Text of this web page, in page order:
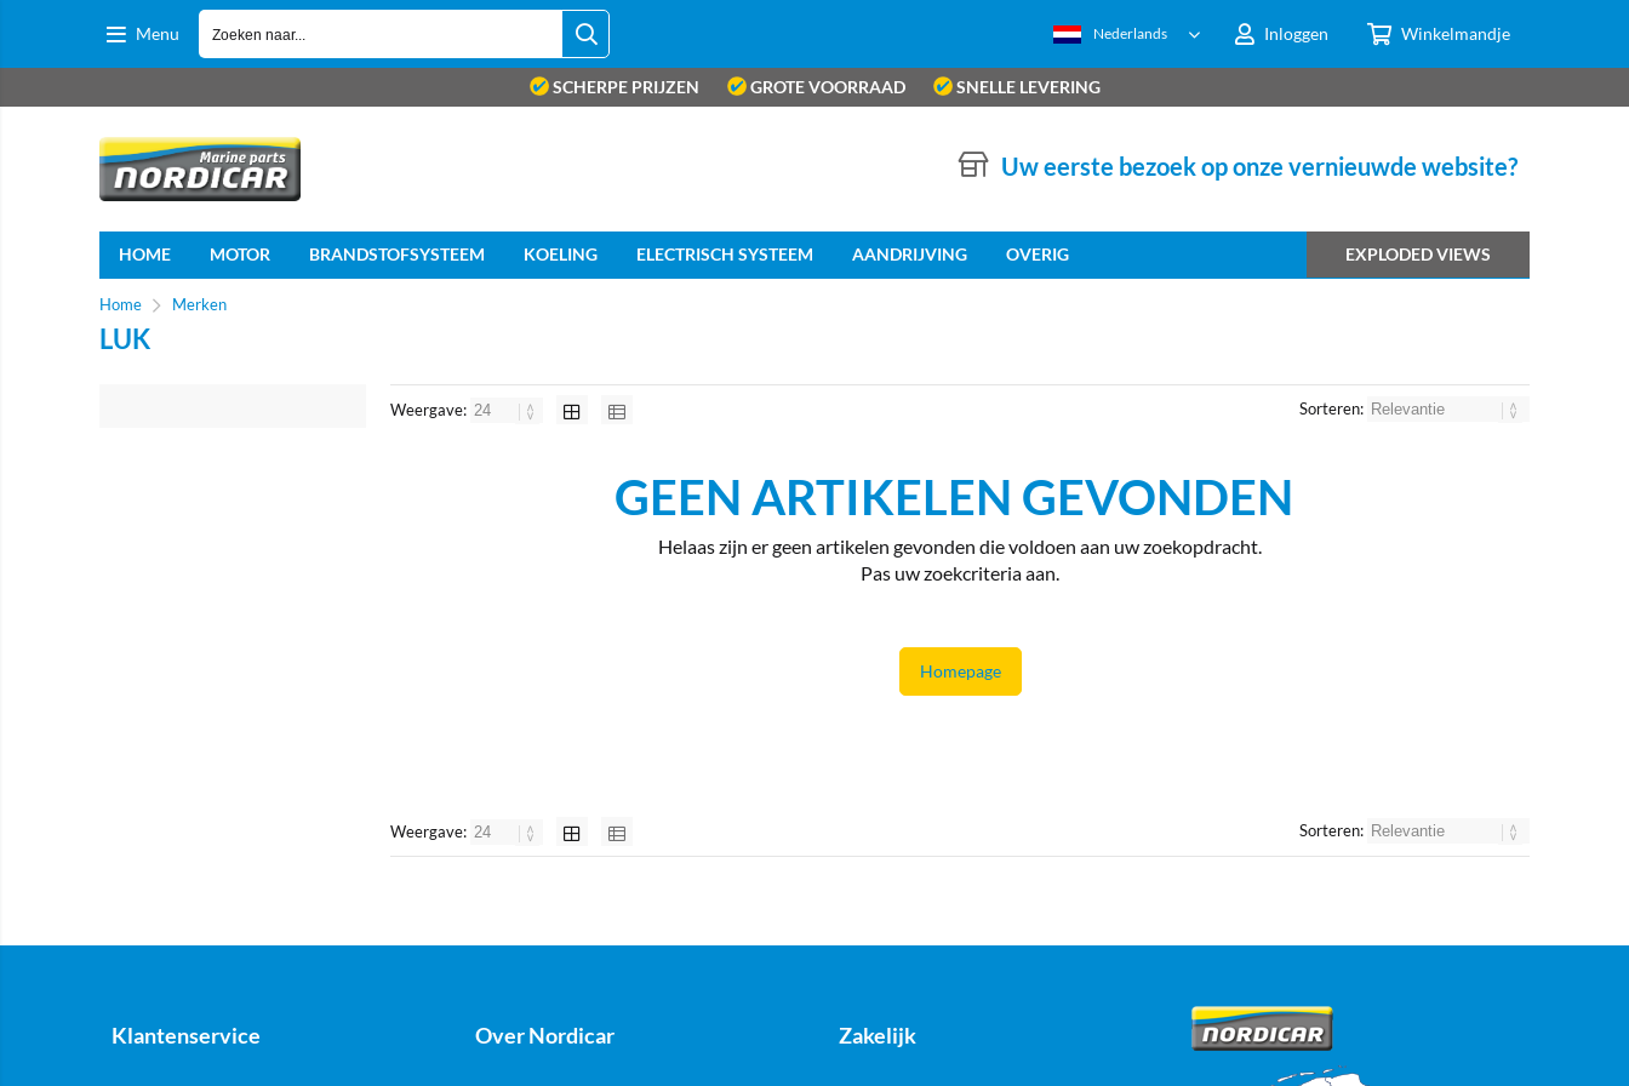
Menu Inloggen Winkelmandje
Nederlands
SCHERPE PRIJZEN GROTE VOORRAAD SNELLE LEVERING
Uw eerste bezoek op onze vernieuwde website?
HOME MOTOR BRANDSTOFSYSTEEM KOELING ELECTRISCH SYSTEEM AANDRIJVING OVERIG EXPLODED VIEWS
Home Merken
LUK
Weergave: Sorteren:
GEEN ARTIKELEN GEVONDEN
Helaas zijn er geen artikelen gevonden die voldoen aan uw zoekopdracht.
Pas uw zoekcriteria aan.
Homepage
Weergave: Sorteren:
Klantenservice Over Nordicar Zakelijk